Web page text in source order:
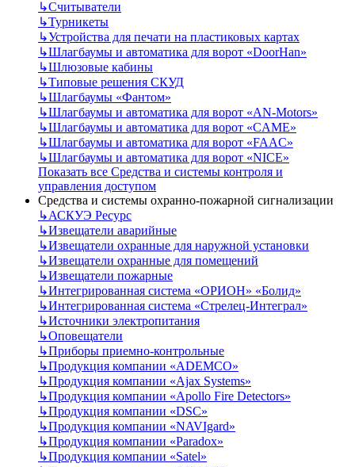
↳Считыватели
↳Турникеты
↳Устройства для печати на пластиковых картах
↳Шлагбаумы и автоматика для ворот «DoorHan»
↳Шлюзовые кабины
↳Типовые решения СКУД
↳Шлагбаумы «Фантом»
↳Шлагбаумы и автоматика для ворот «AN-Motors»
↳Шлагбаумы и автоматика для ворот «CAME»
↳Шлагбаумы и автоматика для ворот «FAAC»
↳Шлагбаумы и автоматика для ворот «NICE»
Показать все Средства и системы контроля и
управления доступом
Средства и системы охранно-пожарной сигнализации
↳АСКУЭ Ресурс
↳Извещатели аварийные
↳Извещатели охранные для наружной установки
↳Извещатели охранные для помещений
↳Извещатели пожарные
↳Интегрированная система «ОРИОН» «Болид»
↳Интегрированная система «Стрелец-Интеграл»
↳Источники электропитания
↳Оповещатели
↳Приборы приемно-контрольные
↳Продукция компании «ADEMCO»
↳Продукция компании «Ajax Systems»
↳Продукция компании «Apollo Fire Detectors»
↳Продукция компании «DSC»
↳Продукция компании «NAVIgard»
↳Продукция компании «Paradox»
↳Продукция компании «Satel»